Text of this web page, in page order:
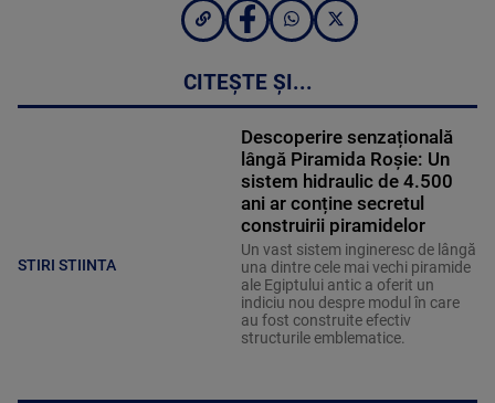
CITEȘTE ȘI...
STIRI STIINTA
Descoperire senzațională
lângă Piramida Roșie: Un
sistem hidraulic de 4.500
ani ar conține secretul
construirii piramidelor
Un vast sistem ingineresc de lângă
una dintre cele mai vechi piramide
ale Egiptului antic a oferit un
indiciu nou despre modul în care
au fost construite efectiv
structurile emblematice.